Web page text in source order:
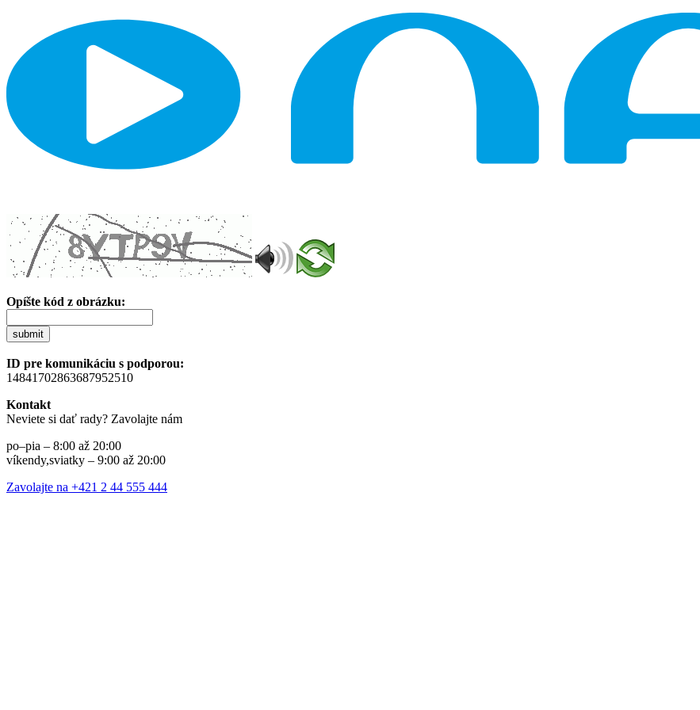
Opíšte kód z obrázku:
submit
ID pre komunikáciu s podporou:
14841702863687952510
Kontakt
Neviete si dať rady? Zavolajte nám
po–pia – 8:00 až 20:00
víkendy,sviatky – 9:00 až 20:00
Zavolajte na +421 2 44 555 444